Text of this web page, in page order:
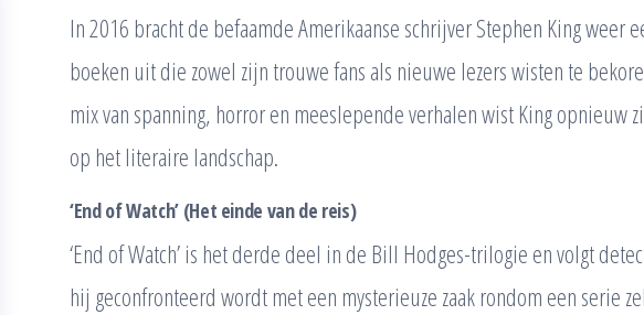
In 2016 bracht de befaamde Amerikaanse schrijver Stephen King weer
boeken uit die zowel zijn trouwe fans als nieuwe lezers wisten te
mix van spanning, horror en meeslepende verhalen wist King opnieuw
op het literaire landschap.
‘End of Watch’ (Het einde van de reis)
‘End of Watch’ is het derde deel in de Bill Hodges-trilogie en volgt
hij geconfronteerd wordt met een mysterieuze zaak rondom een serie